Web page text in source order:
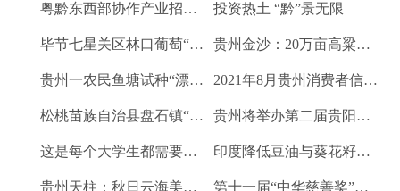
粤黔东西部协作产业招商对接会将于9月8日举行 投资热土 “黔”景无限
毕节七星关区林口葡萄“卖”进羊城 贵州金沙：20万亩高粱、2.67万亩烤烟喜获丰收
贵州一农民鱼塘试种“漂浮水稻”获成功 亩产千斤稻谷 2021年8月贵州消费者信心及健康指数创下新高
松桃苗族自治县盘石镇“三驾马车”拉出人民群众平安幸福生活 贵州将举办第二届贵阳工业博览会
这是每个大学生都需要的1个金融工具 印度降低豆油与葵花籽油进口税以平息价格
贵州天柱：秋日云海美如画 第十一届“中华慈善奖”揭晓 贵州2企业1项目1人获奖